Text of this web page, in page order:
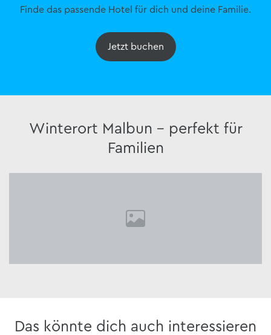
Finde das passende Hotel für dich und deine Familie.
Jetzt buchen
Winterort Malbun - perfekt für
Familien
Das könnte dich auch interessieren